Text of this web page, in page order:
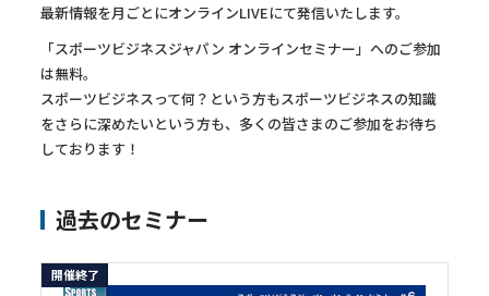
最新情報を月ごとにオンラインLIVEにて発信いたします。
「スポーツビジネスジャパン オンラインセミナー」へのご参加
は無料。
スポーツビジネスって何？という方もスポーツビジネスの知識
をさらに深めたいという方も、多くの皆さまのご参加をお待ち
しております！
過去のセミナー
開催終了